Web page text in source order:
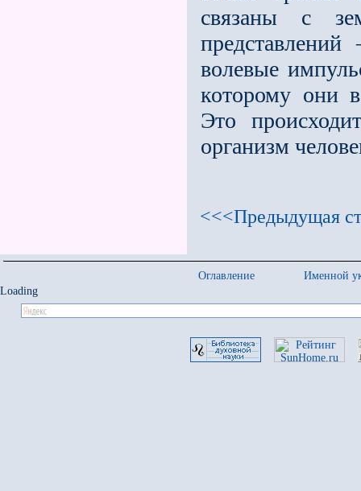
связаны с
волевые
которому они
Это
организм
<<<Предыдущая
Оглавление
Именной
Loading